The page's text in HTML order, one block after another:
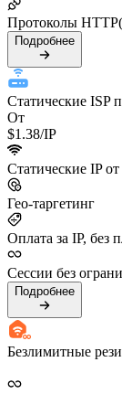
Протоколы
Подробнее
Статические ISP
От
$1.38/IP
Статические IP
Гео-таргетинг
Оплата за IP, без
Сессии без
Подробнее
Безлимитные